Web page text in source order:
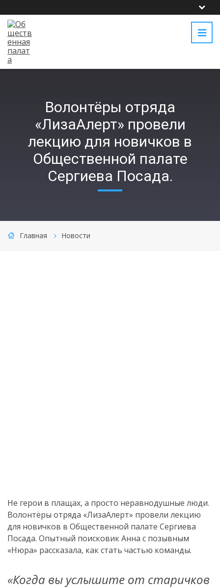
Волонтёры отряда
«ЛизаАлерт» провели
лекцию для новичков в
Общественной палате
Сергиева Посада.
Главная Новости
Не герои в плащах, а просто неравнодушные люди.
Волонтёры отряда «ЛизаАлерт» провели лекцию
для новичков в Общественной палате Сергиева
Посада. Опытный поисковик Анна с позывным
«Нюра» рассказала, как стать частью команды.
«Когда вы услышите от старичков